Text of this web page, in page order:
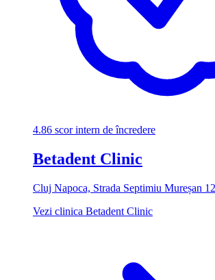
4.86 scor intern de încredere
Betadent Clinic
Cluj Napoca, Strada Septimiu Mureșan 12
Vezi clinica Betadent Clinic